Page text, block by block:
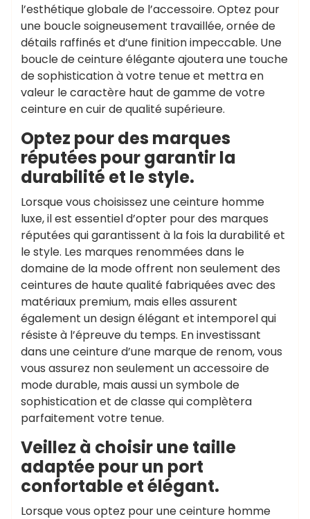
l’esthétique globale de l’accessoire. Optez pour
une boucle soigneusement travaillée, ornée de
détails raffinés et d’une finition impeccable. Une
boucle de ceinture élégante ajoutera une touche
de sophistication à votre tenue et mettra en
valeur le caractère haut de gamme de votre
ceinture en cuir de qualité supérieure.
Optez pour des marques
réputées pour garantir la
durabilité et le style.
Lorsque vous choisissez une ceinture homme
luxe, il est essentiel d’opter pour des marques
réputées qui garantissent à la fois la durabilité et
le style. Les marques renommées dans le
domaine de la mode offrent non seulement des
ceintures de haute qualité fabriquées avec des
matériaux premium, mais elles assurent
également un design élégant et intemporel qui
résiste à l’épreuve du temps. En investissant
dans une ceinture d’une marque de renom, vous
vous assurez non seulement un accessoire de
mode durable, mais aussi un symbole de
sophistication et de classe qui complètera
parfaitement votre tenue.
Veillez à choisir une taille
adaptée pour un port
confortable et élégant.
Lorsque vous optez pour une ceinture homme